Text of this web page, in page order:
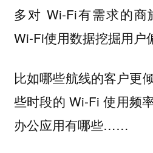
多对 Wi-Fi有需求的商
Wi-Fi使用数据挖掘用户
比如哪些航线的客户更
些时段的 Wi-Fi 使用频
办公应用有哪些……